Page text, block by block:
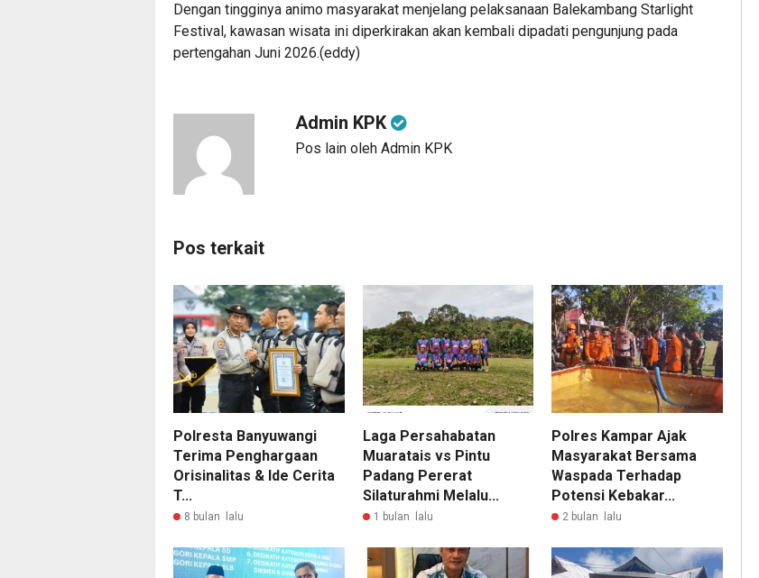
Dengan tingginya animo masyarakat menjelang pelaksanaan Balekambang Starlight
Festival, kawasan wisata ini diperkirakan akan kembali dipadati pengunjung pada
pertengahan Juni 2026.(eddy)
Admin KPK
Pos lain oleh Admin KPK
Pos terkait
Polresta Banyuwangi
Terima Penghargaan
Orisinalitas & Ide Cerita
T...
8 bulan lalu
Laga Persahabatan
Muaratais vs Pintu
Padang Pererat
Silaturahmi Melalu...
1 bulan lalu
Polres Kampar Ajak
Masyarakat Bersama
Waspada Terhadap
Potensi Kebakar...
2 bulan lalu